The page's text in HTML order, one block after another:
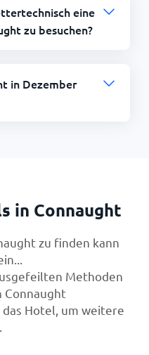
eine
zu besuchen?
in Dezember
in Connaught
zu finden kann
Methoden
Connaught
Hotel, um weitere